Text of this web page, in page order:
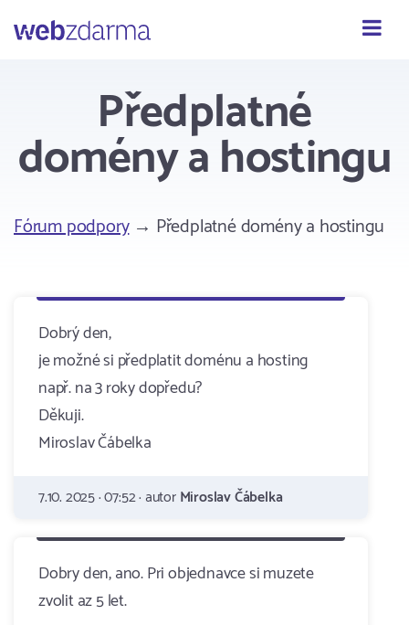
Webzdarma
Předplatné
domény a hostingu
Fórum podpory→ Předplatné domény a hostingu
Dobrý den,
je možné si předplatit doménu a hosting
např. na 3 roky dopředu?
Děkuji.
Miroslav Čábelka
7.10. 2025 · 07:52 · autorMiroslav Čábelka
Dobry den, ano. Pri objednavce si muzete
zvolit az 5 let.